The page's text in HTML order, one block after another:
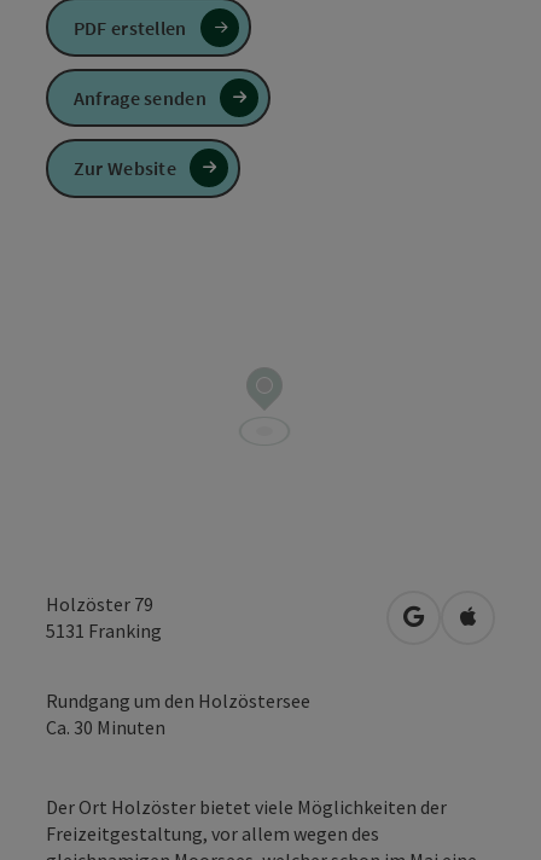
Holzöster 79
5131 Franking in Google
in
Rundgang um den Holzöstersee
Ca. 30 Minuten
Der Ort Holzöster bietet viele Möglichkeiten der
Freizeitgestaltung, vor allem wegen des
PDF erstellen
Anfrage senden
Zur Website